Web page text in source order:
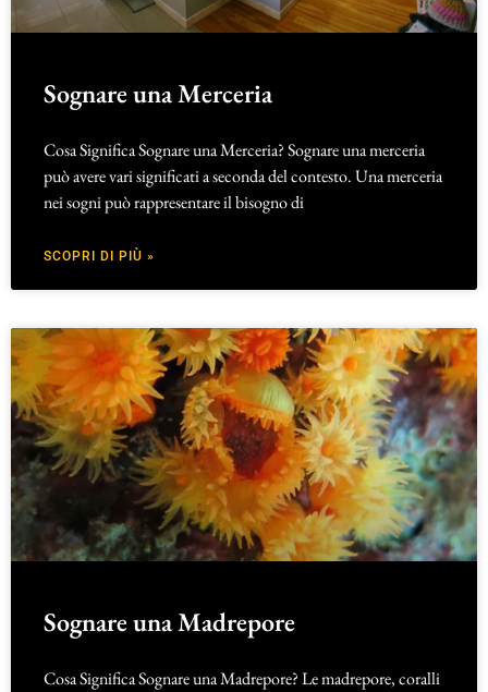
Sognare una Merceria
Cosa Significa Sognare una Merceria? Sognare una merceria
può avere vari significati a seconda del contesto. Una merceria
nei sogni può rappresentare il bisogno di
SCOPRI DI PIÙ »
Sognare una Madrepore
Cosa Significa Sognare una Madrepore? Le madrepore, coralli